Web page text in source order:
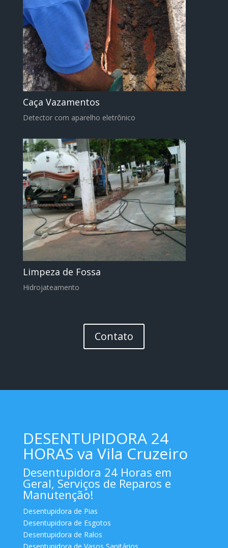
Caça Vazamentos
Detector com aparelho eletrônico
Limpeza de Fossa
Hidrojateamento
Contato
DESENTUPIDORA 24
HORAS va Vila Cruzeiro
Desentupidora 24 Horas em
Geral, Serviços de Reparos e
Manutenção!
Desentupidora de Pias
Desentupidora de Esgotos
Desentupidora de Ralos